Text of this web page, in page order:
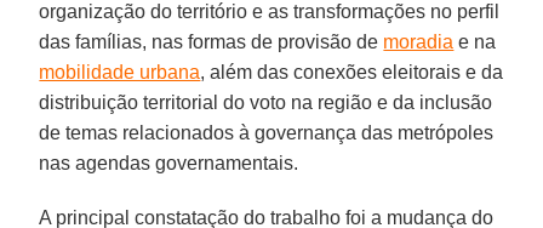
organização do território e as transformações no perfil
das famílias, nas formas de provisão de moradia e na
mobilidade urbana, além das conexões eleitorais e da
distribuição territorial do voto na região e da inclusão
de temas relacionados à governança das metrópoles
nas agendas governamentais.
A principal constatação do trabalho foi a mudança do